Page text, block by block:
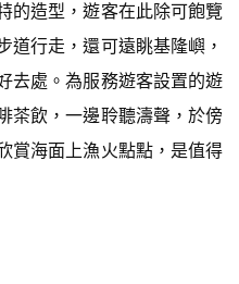
的造型，遊客在此除可飽覽
道行走，還可遠眺基隆嶼，
去處。為服務遊客設置的遊
茶飲，一邊聆聽濤聲，於傍
賞海面上漁火點點，是值得